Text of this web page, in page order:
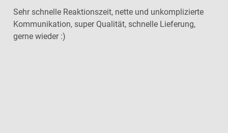
Sehr schnelle Reaktionszeit, nette und unkomplizierte
Kommunikation, super Qualität, schnelle Lieferung,
gerne wieder :)